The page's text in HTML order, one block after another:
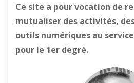
Ce site a pour vocation de
mutualiser des activités,
outils numériques au
pour le 1er degré.